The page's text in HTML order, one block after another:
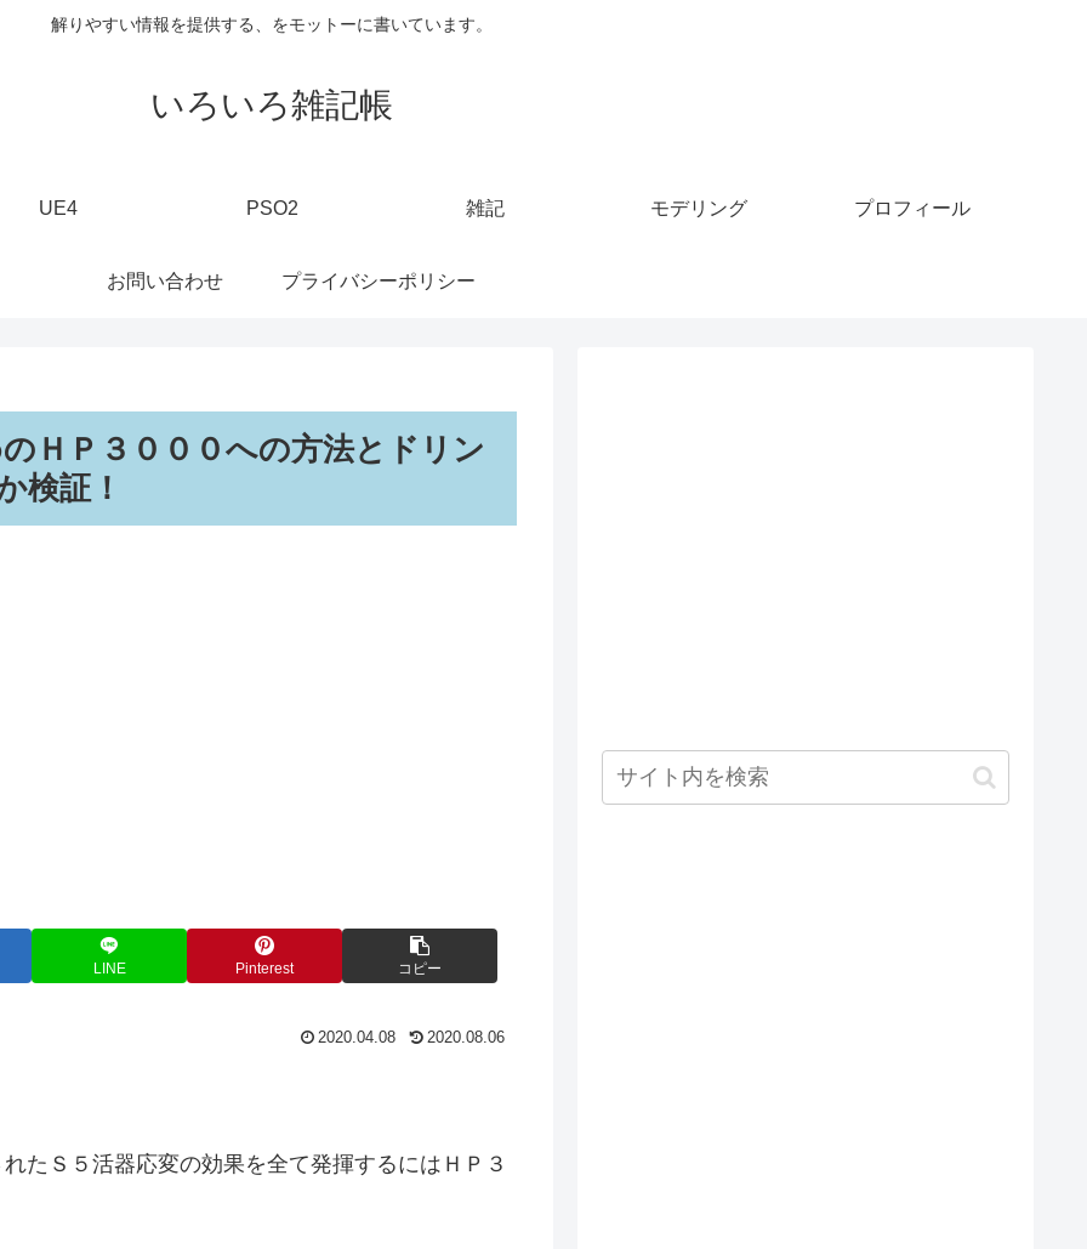
解りやすい情報を提供する、をモットーに書いています。
いろいろ雑記帳
UE4 PSO2 雑記 モデリング プロフィール
お問い合わせ プライバシーポリシー
ＨＰ３０００への方法とドリン
検証！
LINE Pinterest コピー
2020.04.08 2020.08.06
たＳ５活器応変の効果を全て発揮するにはＨＰ３